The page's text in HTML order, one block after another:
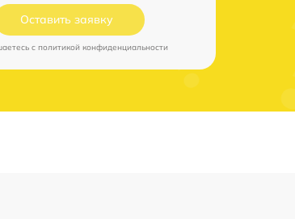
Оставить заявку
c политикой конфиденциальности